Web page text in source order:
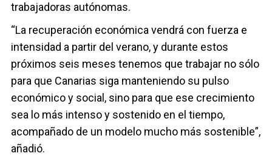
trabajadoras autónomas.
“La recuperación económica vendrá con fuerza e
intensidad a partir del verano, y durante estos
próximos seis meses tenemos que trabajar no sólo
para que Canarias siga manteniendo su pulso
económico y social, sino para que ese crecimiento
sea lo más intenso y sostenido en el tiempo,
acompañado de un modelo mucho más sostenible”,
añadió.